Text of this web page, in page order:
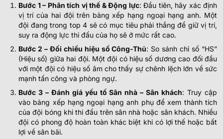
Bước 1 – Phân tích vị thế & Động lực: Đầu tiên, hãy xác định
vị trí của hai đội trên bảng xếp hạng ngoại hạng anh. Một
đội đang trong top 4 sẽ có mục tiêu phải thắng để giữ vị trí,
suy ra động lực thi đấu của họ sẽ ở mức rất cao.
Bước 2 – Đối chiếu hiệu số Công-Thủ: So sánh chỉ số “HS”
(Hiệu số) giữa hai đội. Một đội có hiệu số dương cao đối đầu
với một đội có hiệu số âm cho thấy sự chênh lệch lớn về sức
mạnh tấn công và phòng ngự.
Bước 3 – Đánh giá yếu tố Sân nhà – Sân khách: Truy cập
vào bảng xếp hạng ngoại hạng anh phụ để xem thành tích
của đội bóng khi thi đấu trên sân nhà hoặc sân khách. Nhiều
đội có phong độ hoàn toàn khác biệt khi có lợi thế hoặc bất
lợi về sân bãi.